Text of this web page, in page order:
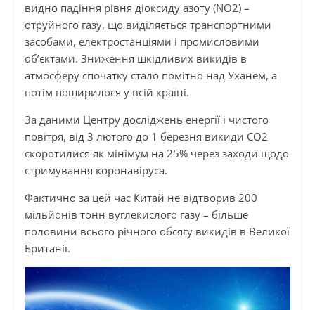
видно падіння рівня діоксиду азоту (NO2) –
отруйного газу, що виділяється транспортними
засобами, електростанціями і промисловими
об’єктами. Зниження шкідливих викидів в
атмосферу спочатку стало помітно над Уханем, а
потім поширилося у всій країні.
За даними Центру досліджень енергії і чистого
повітря, від 3 лютого до 1 березня викиди CO2
скоротилися як мінімум на 25% через заходи щодо
стримування коронавіруса.
Фактично за цей час Китай не відтворив 200
мільйонів тонн вуглекислого газу – більше
половини всього річного обсягу викидів в Великої
Британії.